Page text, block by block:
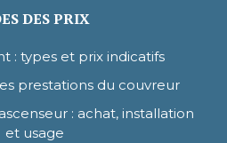
DES PRIX
: types et prix indicatifs
prestations du couvreur
: achat, installation
et usage